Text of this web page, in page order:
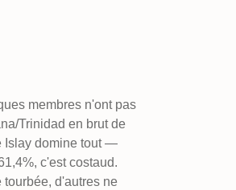
membres n'ont pas
Trinidad en brut de
Islay domine tout —
c'est costaud.
tourbée, d'autres ne